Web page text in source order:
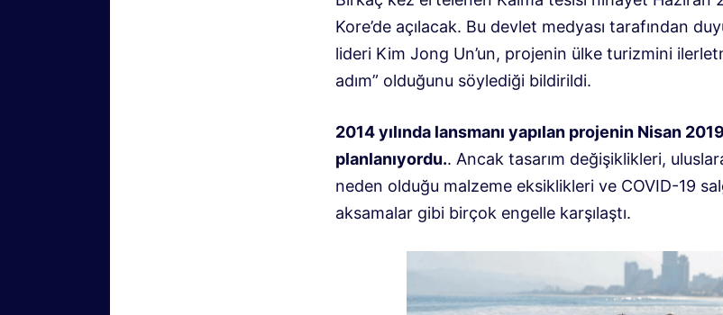
Kore’de açılacak. Bu devlet medyası tarafından
lideri Kim Jong Un’un, projenin ülke turizmini
adım” olduğunu söylediği bildirildi.
2014 yılında lansmanı yapılan projenin Nisan
planlanıyordu.. Ancak tasarım değişiklikleri,
neden olduğu malzeme eksiklikleri ve COVID-19
aksamalar gibi birçok engelle karşılaştı.